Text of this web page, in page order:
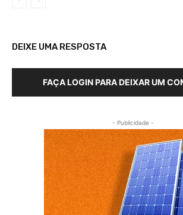
DEIXE UMA RESPOSTA
FAÇA LOGIN PARA DEIXAR UM
- Publicidade -